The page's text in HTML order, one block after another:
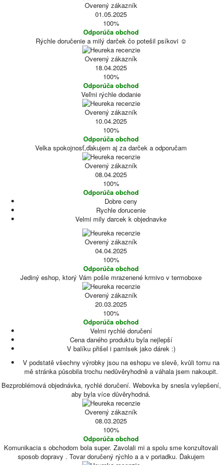
Overený zákazník
01.05.2025
100%
Odporúča obchod
Rýchle doručenie a milý darček čo potešil psíkovi ☺️
Overený zákazník
18.04.2025
100%
Odporúča obchod
Veľmi rýchle dodanie
Overený zákazník
10.04.2025
100%
Odporúča obchod
Velka spokojnosť,ďakujem aj za darček a odporučam
Overený zákazník
08.04.2025
100%
Odporúča obchod
Dobre ceny
Rychle dorucenie
Velmi mily darcek k objednavke
Overený zákazník
04.04.2025
100%
Odporúča obchod
Jediný eshop, ktorý Vám pošle mrazenené krmivo v termoboxe
Overený zákazník
20.03.2025
100%
Odporúča obchod
Velmi rychlé doručení
Cena daného produktu byla nejlepší
V balíku přišel i pamlsek jako dárek :)
V podstatě všechny výrobky jsou na eshopu ve slevě, kvůli tomu na
mě stránka působila trochu nedůvěryhodně a váhala jsem nakoupit.
Bezproblémová objednávka, rychlé doručení. Webovka by snesla vylepšení,
aby byla více důvěryhodná.
Overený zákazník
08.03.2025
100%
Odporúča obchod
Komunikacia s obchodom bola super. Zavolali mi a spolu sme konzultovali
sposob dopravy . Tovar doručený rýchlo a a v poriadku. Ďakujem